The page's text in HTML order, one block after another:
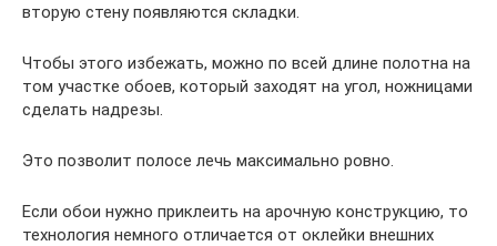
вторую стену появляются складки.
Чтобы этого избежать, можно по всей длине полотна на
том участке обоев, который заходят на угол, ножницами
сделать надрезы.
Это позволит полосе лечь максимально ровно.
Если обои нужно приклеить на арочную конструкцию, то
технология немного отличается от оклейки внешних